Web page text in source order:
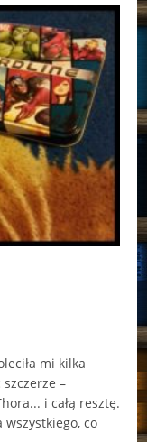
mi kilka
–
i całą resztę.
wszystkiego, co